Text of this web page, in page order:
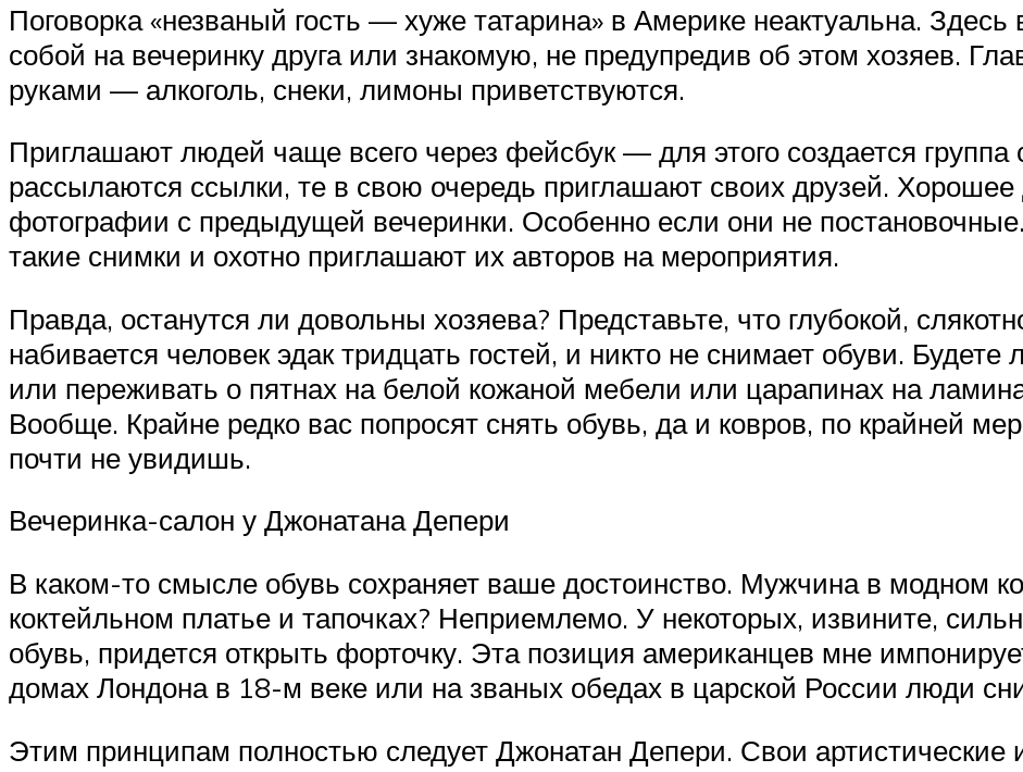
Поговорка «незваный гость — хуже татарина» в Америке неактуальна.
собой на вечеринку друга или знакомую, не предупредив об этом хозяев.
руками — алкоголь, снеки, лимоны приветствуются.
Приглашают людей чаще всего через фейсбук — для этого создается
рассылаются ссылки, те в свою очередь приглашают своих друзей.
фотографии с предыдущей вечеринки. Особенно если они не
такие снимки и охотно приглашают их авторов на мероприятия.
Правда, останутся ли довольны хозяева? Представьте, что глубокой,
набивается человек эдак тридцать гостей, и никто не снимает обуви.
или переживать о пятнах на белой кожаной мебели или царапинах на
Вообще. Крайне редко вас попросят снять обувь, да и ковров, по крайней
почти не увидишь.
Вечеринка-салон у Джонатана Депери
В каком-то смысле обувь сохраняет ваше достоинство. Мужчина в модном
коктейльном платье и тапочках? Неприемлемо. У некоторых, извините,
обувь, придется открыть форточку. Эта позиция американцев мне
домах Лондона в 18-м веке или на званых обедах в царской России люди
Этим принципам полностью следует Джонатан Депери. Свои артистические